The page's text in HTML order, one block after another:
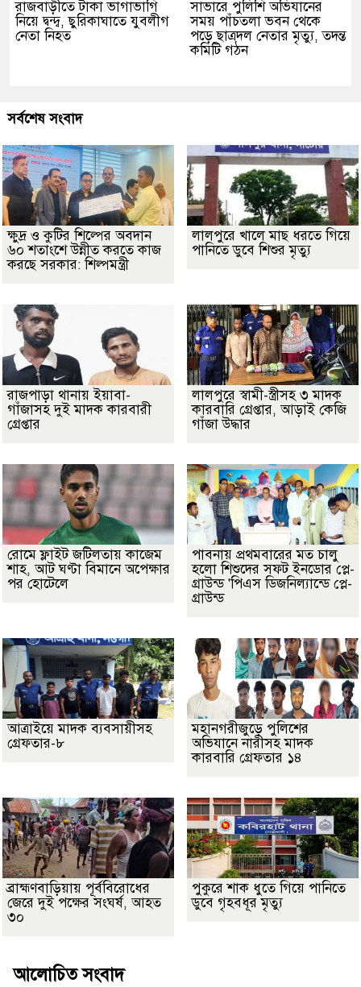
রাজবাড়ীতে টাকা ভাগাভাগি
নিয়ে দ্বন্দ্ব, ছুরিকাঘাতে যুবলীগ
নেতা নিহত
সাভারে পুলিশি অভিযানের
সময় পাঁচতলা ভবন থেকে
পড়ে ছাত্রদল নেতার মৃত্যু, তদন্ত
কমিটি গঠন
সর্বশেষ সংবাদ
ক্ষুদ্র ও কুটির শিল্পের অবদান
৬০ শতাংশে উন্নীত করতে কাজ
করছে সরকার: শিল্পমন্ত্রী
লালপুরে খালে মাছ ধরতে গিয়ে
পানিতে ডুবে শিশুর মৃত্যু
রাজপাড়া থানায় ইয়াবা-
গাঁজাসহ দুই মাদক কারবারী
গ্রেপ্তার
লালপুরে স্বামী-স্ত্রীসহ ৩ মাদক
কারবারি গ্রেপ্তার, আড়াই কেজি
গাঁজা উদ্ধার
রোমে ফ্লাইট জটিলতায় কাজেম
শাহ, আট ঘণ্টা বিমানে অপেক্ষার
পর হোটেলে
পাবনায় প্রথমবারের মত চালু
হলো শিশুদের সফট ইনডোর প্লে-
গ্রাউন্ড 'পিএস ডিজনিল্যান্ডে প্লে-
গ্রাউন্ড
আত্রাইয়ে মাদক ব্যবসায়ীসহ
গ্রেফতার-৮
মহানগরীজুড়ে পুলিশের
অভিযানে নারীসহ মাদক
কারবারি গ্রেফতার ১৪
ব্রাহ্মণবাড়িয়ায় পূর্ববিরোধের
জেরে দুই পক্ষের সংঘর্ষ, আহত
৩০
পুকুরে শাক ধুতে গিয়ে পানিতে
ডুবে গৃহবধূর মৃত্যু
আলোচিত সংবাদ